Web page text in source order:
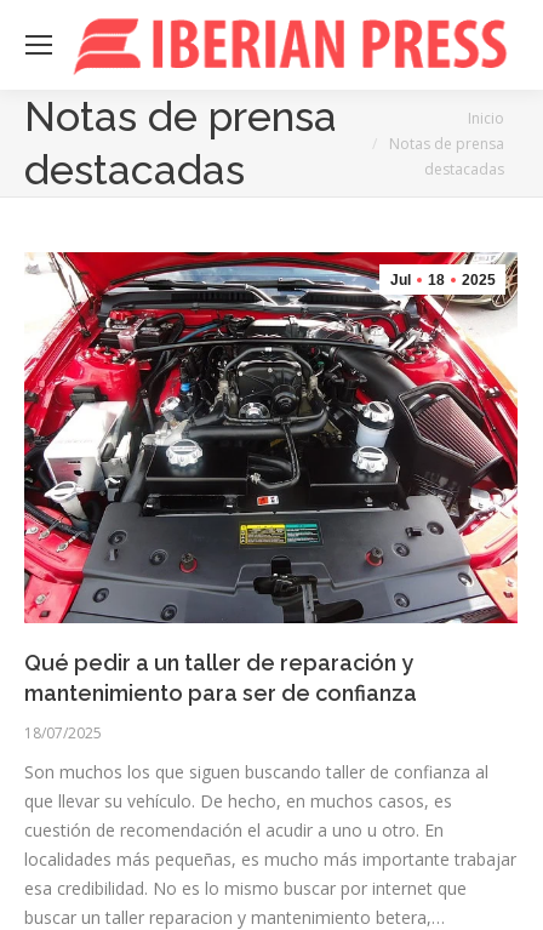
Notas de prensa
destacadas
Inicio
Notas de prensa
destacadas
Jul 18 2025
Qué pedir a un taller de reparación y
mantenimiento para ser de confianza
18/07/2025
Son muchos los que siguen buscando taller de confianza al
que llevar su vehículo. De hecho, en muchos casos, es
cuestión de recomendación el acudir a uno u otro. En
localidades más pequeñas, es mucho más importante trabajar
esa credibilidad. No es lo mismo buscar por internet que
buscar un taller reparacion y mantenimiento betera,…